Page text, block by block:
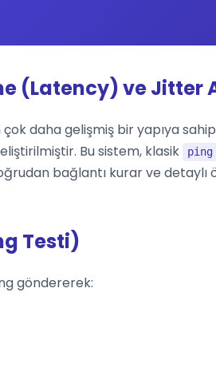
(Latency) ve Jitter
daha gelişmiş bir yapıya
Bu sistem, klasik ping
bağlantı kurar ve detaylı
Testi)
göndererek: